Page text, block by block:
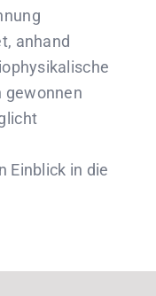
anhand
gewonnen
Einblick in die